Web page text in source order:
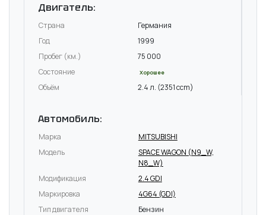
Двигатель:
Страна
Германия
Год
1999
Пробег (км.)
75 000
Состояние
Хорошее
Объём 2.4 л. (2351 ccm)
Автомобиль:
Марка
MITSUBISHI
Модель
SPACE WAGON (N9_W,
N8_W)
Модификация
2.4 GDI
Маркировка
4G64 (GDI)
Тип двигателя
Бензин